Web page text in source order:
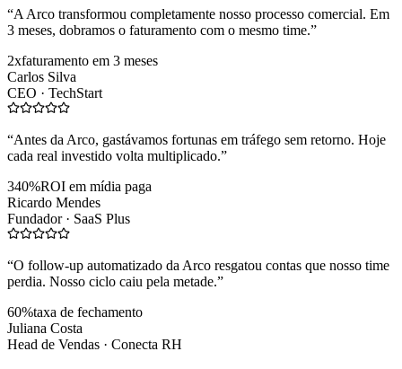
“A Arco transformou completamente nosso processo comercial. Em
3 meses, dobramos o faturamento com o mesmo time.”
2xfaturamento em 3 meses
Carlos Silva
CEO · TechStart
“Antes da Arco, gastávamos fortunas em tráfego sem retorno. Hoje
cada real investido volta multiplicado.”
340%ROI em mídia paga
Ricardo Mendes
Fundador · SaaS Plus
“O follow-up automatizado da Arco resgatou contas que nosso time
perdia. Nosso ciclo caiu pela metade.”
60%taxa de fechamento
Juliana Costa
Head de Vendas · Conecta RH